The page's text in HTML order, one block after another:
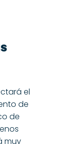
el
de
de
muy